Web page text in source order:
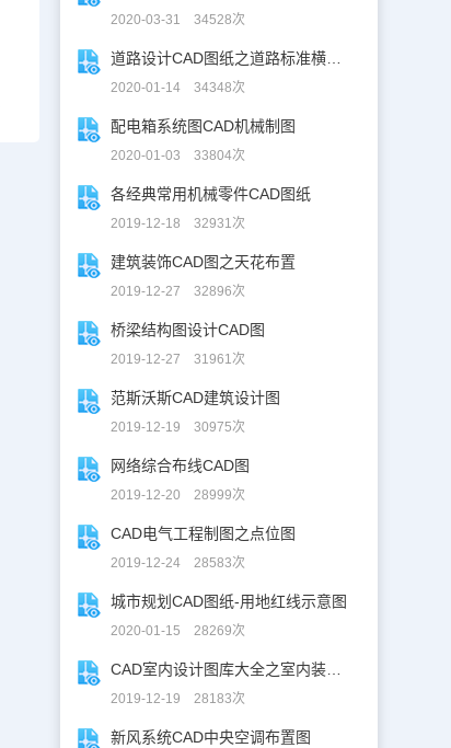
2020-03-31 34528次
2020-01-14 34348次
配电箱系统图CAD机械制图
2020-01-03 33804次
各经典常用机械零件CAD图纸
2019-12-18 32931次
建筑装饰CAD图之天花布置
2019-12-27 32896次
桥梁结构图设计CAD图
2019-12-27 31961次
范斯沃斯CAD建筑设计图
2019-12-19 30975次
网络综合布线CAD图
2019-12-20 28999次
CAD电气工程制图之点位图
2019-12-24 28583次
城市规划CAD图纸-用地红线示意图
2020-01-15 28269次
2019-12-19 28183次
新风系统CAD中央空调布置图